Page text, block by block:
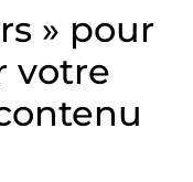
» pour
votre